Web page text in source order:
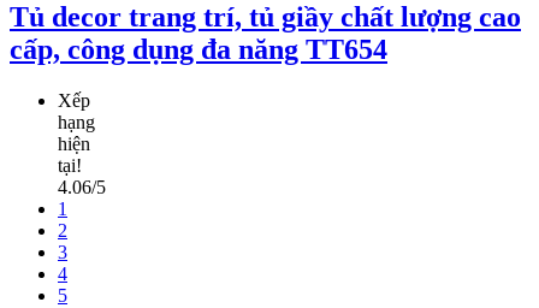
Tủ decor trang trí, tủ giầy chất lượng cao
cấp, công dụng đa năng TT654
Xếp
hạng
hiện
tại!
4.06/5
1
2
3
4
5